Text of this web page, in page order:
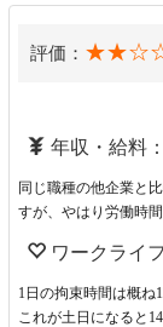
評価：
年収・給料
同じ職種の他企業と
すが、やはり労働時
ワークライ
1日の拘束時間は概ね
これが土日になると